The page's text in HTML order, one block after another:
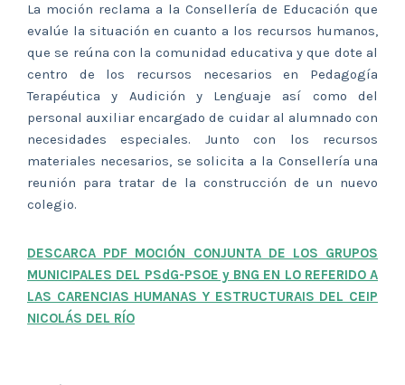
La moción reclama a la Consellería de Educación que
evalúe la situación en cuanto a los recursos humanos,
que se reúna con la comunidad educativa y que dote al
centro de los recursos necesarios en Pedagogía
Terapéutica y Audición y Lenguaje así como del
personal auxiliar encargado de cuidar al alumnado con
necesidades especiales. Junto con los recursos
materiales necesarios, se solicita a la Consellería una
reunión para tratar de la construcción de un nuevo
colegio.
DESCARCA PDF MOCIÓN CONJUNTA DE LOS GRUPOS
MUNICIPALES DEL PSdG-PSOE y BNG EN LO REFERIDO A
LAS CARENCIAS HUMANAS Y ESTRUCTURAIS DEL CEIP
NICOLÁS DEL RÍO